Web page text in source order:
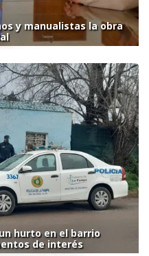
y manualistas la obra
hurto en el barrio
de interés